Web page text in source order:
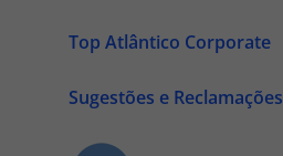
Top Atlântico Corporate
Sugestões e Reclamações